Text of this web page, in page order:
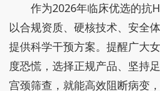
作为2026年临床优选的抗
以合规资质、硬核技术、安全
提供科学干预方案。提醒广大
度恐慌，选择正规产品、坚持
宫颈筛查，就能高效阻断病变